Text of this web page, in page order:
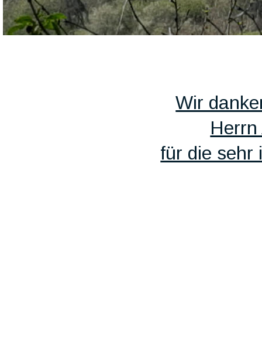
Wir
für die sehr